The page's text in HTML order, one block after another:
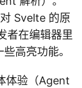
Svelte 的原
者在编辑器里
高亮功能。
体验（Agent